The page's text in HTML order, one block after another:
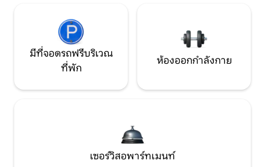
มีที่จอดรถฟรีบริเวณ
ที่พัก
ห้องออกกำลังกาย
เซอร์วิสอพาร์ทเมนท์